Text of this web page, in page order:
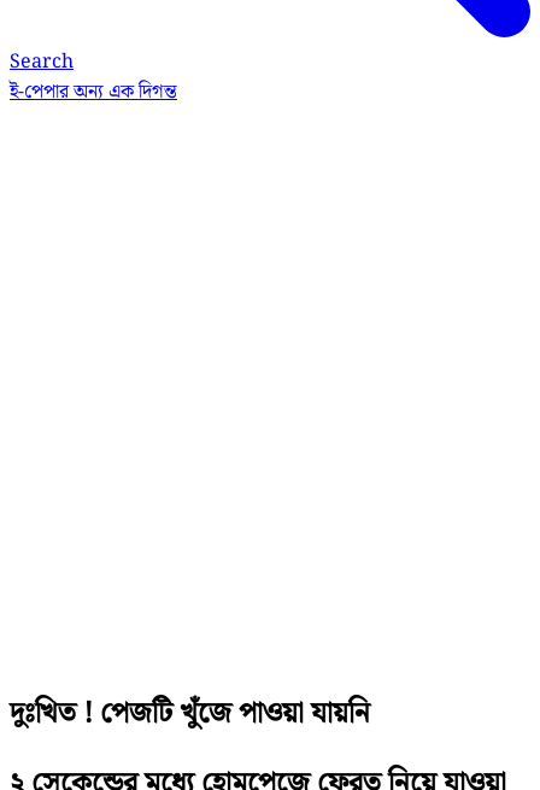
Search
ই-পেপারঅন্য এক দিগন্ত
দুঃখিত ! পেজটি খুঁজে পাওয়া যায়নি